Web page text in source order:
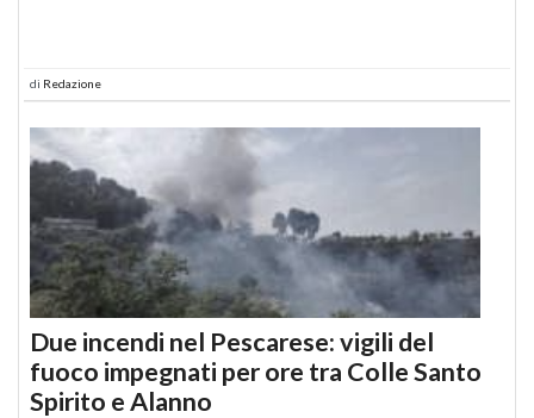
di Redazione
Due incendi nel Pescarese: vigili del
fuoco impegnati per ore tra Colle Santo
Spirito e Alanno